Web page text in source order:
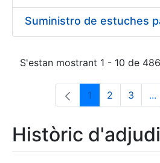
S'estan mostrant 1 - 10 de
Pàgina
1 Pàgina
2 Pàgina
3 ...
Històric